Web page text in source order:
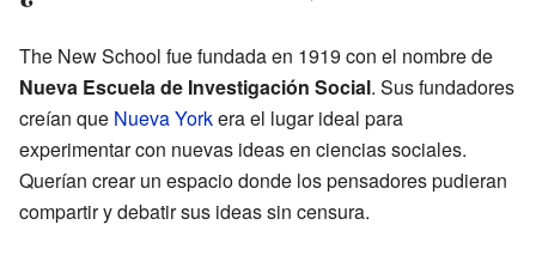
The New School fue fundada en 1919 con el nombre de
Nueva Escuela de Investigación Social. Sus fundadores
creían que Nueva Yorkera el lugar ideal para
experimentar con nuevas ideas en ciencias sociales.
Querían crear un espacio donde los pensadores pudieran
compartir y debatir sus ideas sin censura.